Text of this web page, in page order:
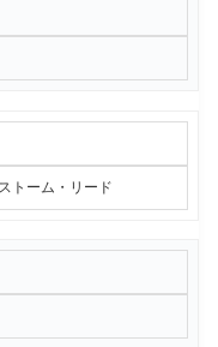
トーム・リード